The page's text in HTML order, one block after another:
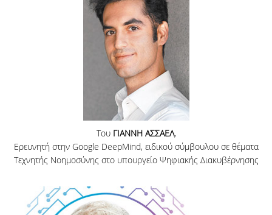
Του ΓΙΑΝΝΗ ΑΣΣΑΕΛ,
Ερευνητή στην Google DeepMind, ειδικού σύμβουλου σε θέματα
Τεχνητής Νοημοσύνης στο υπουργείο Ψηφιακής Διακυβέρνησης